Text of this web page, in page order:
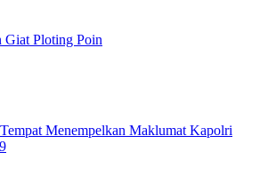
Giat Ploting Poin
Menempelkan Maklumat Kapolri